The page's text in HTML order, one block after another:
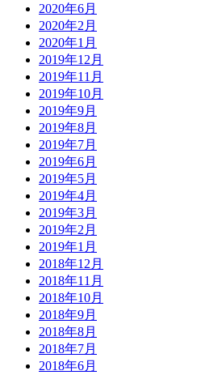
2020年6月
2020年2月
2020年1月
2019年12月
2019年11月
2019年10月
2019年9月
2019年8月
2019年7月
2019年6月
2019年5月
2019年4月
2019年3月
2019年2月
2019年1月
2018年12月
2018年11月
2018年10月
2018年9月
2018年8月
2018年7月
2018年6月